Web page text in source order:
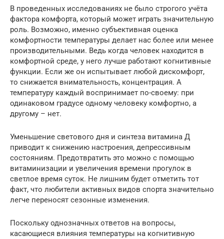
В проведенных исследованиях не было строгого учёта
фактора комфорта, который может играть значительную
роль. Возможно, именно субъективная оценка
комфортности температуры делает нас более или менее
производительными. Ведь когда человек находится в
комфортной среде, у него лучше работают когнитивные
функции. Если же он испытывает любой дискомфорт,
то снижается внимательность, концентрация. А
температуру каждый воспринимает по-своему: при
одинаковом градусе одному человеку комфортно, а
другому – нет.
Уменьшение светового дня и синтеза витамина Д
приводит к снижению настроения, депрессивным
состояниям. Предотвратить это можно с помощью
витаминизации и увеличения времени прогулок в
светлое время суток. Не лишним будет отметить тот
факт, что любители активных видов спорта значительно
легче переносят сезонные изменения.
Поскольку однозначных ответов на вопросы,
касающиеся влияния температуры на когнитивную